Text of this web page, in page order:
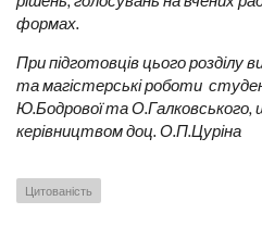
формах.
При підготовців цього розділу
та магістерські роботи
Ю.Бодрової та О.Галковського,
керівництвом доц. О.П.Цуріна
Цитованість